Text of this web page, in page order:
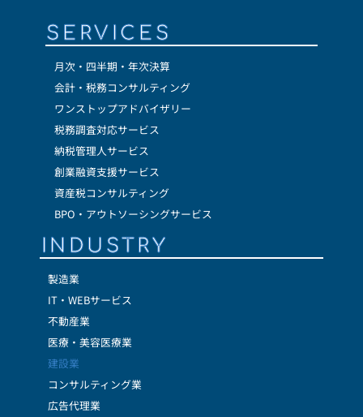
SERVICES
月次・四半期・年次決算
会計・税務コンサルティング
ワンストップアドバイザリー
税務調査対応サービス
納税管理人サービス
創業融資支援サービス
資産税コンサルティング
BPO・アウトソーシングサービス
INDUSTRY
製造業
IT・WEBサービス
不動産業
医療・美容医療業
建設業
コンサルティング業
広告代理業